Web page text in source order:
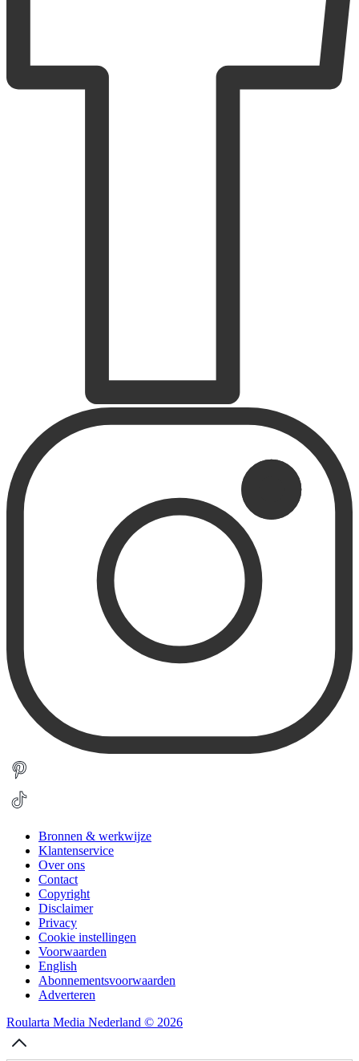
Bronnen & werkwijze
Klantenservice
Over ons
Contact
Copyright
Disclaimer
Privacy
Cookie instellingen
Voorwaarden
English
Abonnementsvoorwaarden
Adverteren
Roularta Media Nederland © 2026